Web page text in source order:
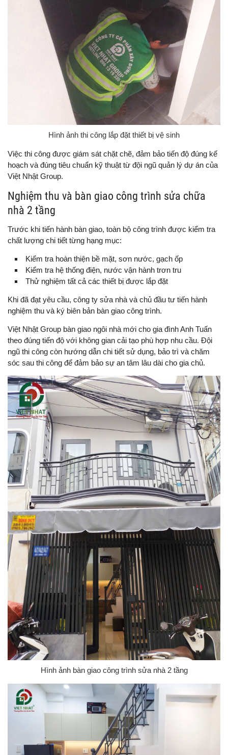
Hình ảnh thi công lắp đặt thiết bị vệ sinh
Việc thi công được giám sát chặt chẽ, đảm bảo tiến độ đúng kế
hoạch và đúng tiêu chuẩn kỹ thuật từ đội ngũ quản lý dự án của
Việt Nhật Group.
Nghiệm thu và bàn giao công trình sửa chữa
nhà 2 tầng
Trước khi tiến hành bàn giao, toàn bộ công trình được kiểm tra
chất lượng chi tiết từng hạng mục:
Kiểm tra hoàn thiện bề mặt, sơn nước, gạch ốp
Kiểm tra hệ thống điện, nước vận hành trơn tru
Thử nghiệm tất cả các thiết bị được lắp đặt
Khi đã đạt yêu cầu, công ty sửa nhà và chủ đầu tư tiến hành
nghiệm thu và ký biên bản bàn giao công trình.
Việt Nhật Group bàn giao ngôi nhà mới cho gia đình Anh Tuấn
theo đúng tiến độ với không gian cải tạo phù hợp nhu cầu. Đội
ngũ thi công còn hướng dẫn chi tiết sử dụng, bảo trì và chăm
sóc sau thi công để đảm bảo sự an tâm lâu dài cho gia chủ.
Hình ảnh bàn giao công trình sửa nhà 2 tầng